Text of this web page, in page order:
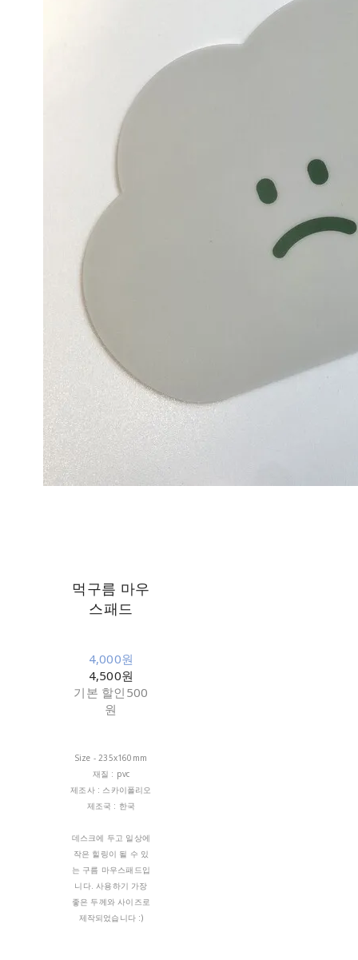
먹구름 마우
스패드
4,000원
4,500원
기본 할인 500
원
Size - 235x160mm
재질 : pvc
제조사 : 스카이폴리오
제조국 : 한국
데스크에 두고 일상에
작은 힐링이 될 수 있
는 구름 마우스패드입
니다. 사용하기 가장
좋은 두께와 사이즈로
제작되었습니다 :)